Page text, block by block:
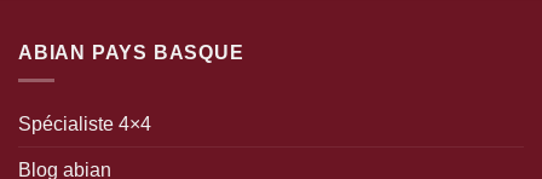
ABIAN PAYS BASQUE
Spécialiste 4×4
Blog abian